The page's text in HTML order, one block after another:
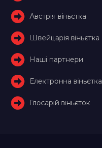
Австрія віньєтка
Швейцарія віньєтка
Наші партнери
Електронна віньєтка
Глосарій віньєток